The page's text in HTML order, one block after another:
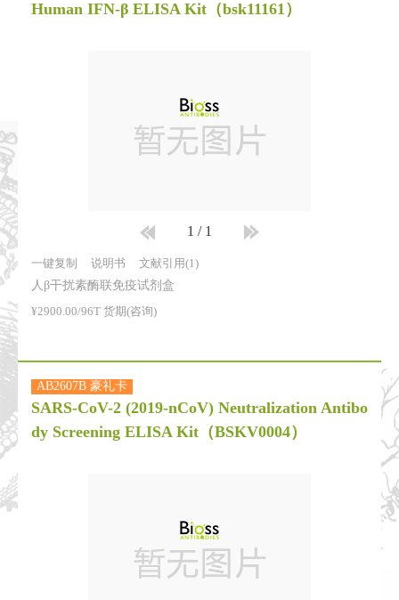
Human IFN-β ELISA Kit （bsk11161）
1 / 1
一键复制 说明书 文献引用(1)
人β干扰素酶联免疫试剂盒
¥2900.00/96T 货期(咨询)
AB2607B 豪礼卡
SARS-CoV-2 (2019-nCoV) Neutralization Antibo
dy Screening ELISA Kit （BSKV0004）